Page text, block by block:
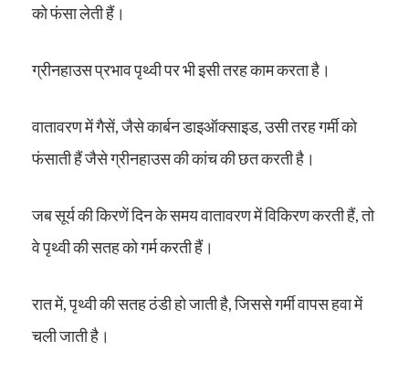
को फंसा लेती हैं।
ग्रीनहाउस प्रभाव पृथ्वी पर भी इसी तरह काम करता है।
वातावरण में गैसें, जैसे कार्बन डाइऑक्साइड, उसी तरह गर्मी को
फंसाती हैं जैसे ग्रीनहाउस की कांच की छत करती है।
जब सूर्य की किरणें दिन के समय वातावरण में विकिरण करती हैं, तो
वे पृथ्वी की सतह को गर्म करती हैं।
रात में, पृथ्वी की सतह ठंडी हो जाती है, जिससे गर्मी वापस हवा में
चली जाती है।